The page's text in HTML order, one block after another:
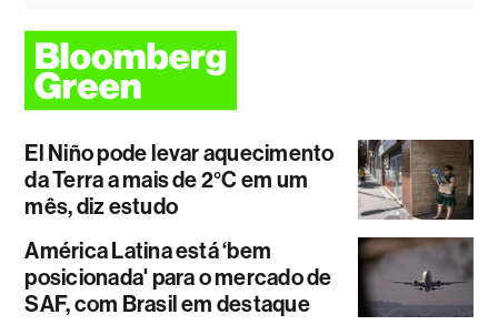
El Niño pode levar aquecimento
da Terra a mais de 2°C em um
mês, diz estudo
América Latina está ‘bem
posicionada' para o mercado de
SAF, com Brasil em destaque